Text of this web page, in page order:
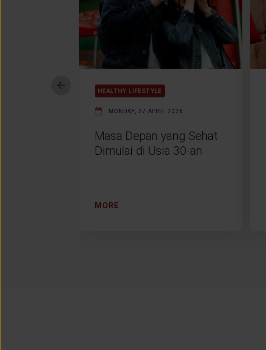
HEALTHY LIFESTYLE
MONDAY, 27 APRIL 2026
Masa Depan yang Sehat
Dimulai di Usia 30-an
MORE